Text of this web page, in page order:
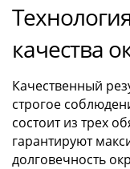
качества
Качественный
строгое
состоит из трех
гарантируют
долговечность